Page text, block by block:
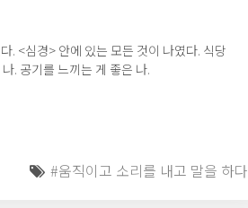
. <심경> 안에 있는 모든 것이 나였다. 식당
. 공기를 느끼는 게 좋은 나.
#움직이고 소리를 내고 말을 하다